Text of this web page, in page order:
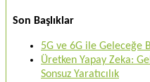
Son Başlıklar
5G ve 6G ile Geleceğe
Üretken Yapay Zeka:
Sonsuz Yaratıcılık